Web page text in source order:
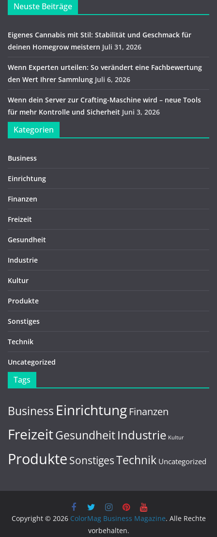
Neuste Beiträge
Eigenes Cannabis mit Stil: Stabilität und Geschmack für
deinen Homegrow meistern Juli 31, 2026
Wenn Experten urteilen: So verändert eine Fachbewertung
den Wert Ihrer Sammlung Juli 6, 2026
Wenn dein Server zur Crafting-Maschine wird – neue Tools
für mehr Kontrolle und Sicherheit Juni 3, 2026
Kategorien
Business
Einrichtung
Finanzen
Freizeit
Gesundheit
Industrie
Kultur
Produkte
Sonstiges
Technik
Uncategorized
Tags
Business Einrichtung Finanzen
FreizeitGesundheitIndustrie Kultur
Produkte SonstigesTechnik Uncategorized
Copyright © 2026 ColorMag Business Magazine. Alle Rechte
vorbehalten.